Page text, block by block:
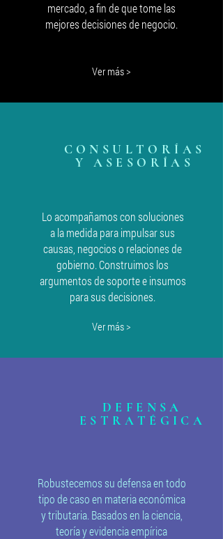
mercado, a fin de que tome las
mejores decisiones de negocio.
Ver más >
CONSULTORÍAS
Y ASESORÍAS
Lo acompañamos con soluciones
a la medida para impulsar sus
causas, negocios o relaciones de
gobierno. Construimos los
argumentos de soporte e insumos
para sus decisiones.
Ver más >
DEFENSA
ESTRATÉGICA
Robustecemos su defensa en todo
tipo de caso en materia económica
y tributaria. Basados en la ciencia,
teoría y evidencia empírica